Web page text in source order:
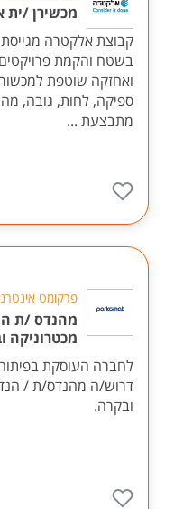
מכשירן /ית
קבוצת אלקטרה
בשטח והקמת
ואחזקה שוטפת
ספיקה, לחות, גובה,
מתבצעת ...
פרקומט
מהנדס /ת
מכטרוניקה
לחברה העוסקת בפיתוח
דרוש/ה מהנדס/ת /
ובקרה.